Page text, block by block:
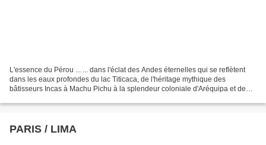
L'essence du Pérou ... ... dans l'éclat des Andes éternelles qui se reflètent
dans les eaux profondes du lac Titicaca, de l'héritage mythique des
bâtisseurs Incas à Machu Pichu à la splendeur coloniale d'Aréquipa et de
PARIS / LIMA